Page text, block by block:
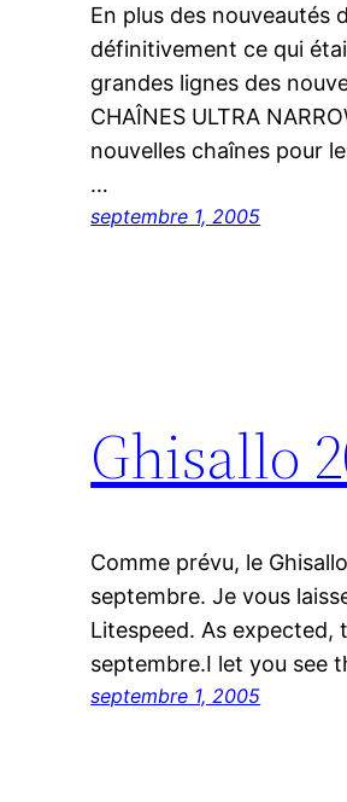
En plus des nouveautés
définitivement ce qui
grandes lignes des
CHAÎNES ULTRA
nouvelles chaînes pour
…
septembre 1, 2005
Ghisallo
Comme prévu, le
septembre. Je vous
Litespeed. As
septembre.I let you see
septembre 1, 2005